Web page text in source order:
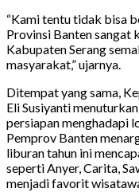
“Kami tentu tidak bisa
Provinsi Banten sangat
Kabupaten Serang
masyarakat,” ujarnya.
Ditempat yang sama,
Eli Susiyanti
persiapan menghadapi
Pemprov Banten
liburan tahun ini
seperti Anyer, Carita,
menjadi favorit